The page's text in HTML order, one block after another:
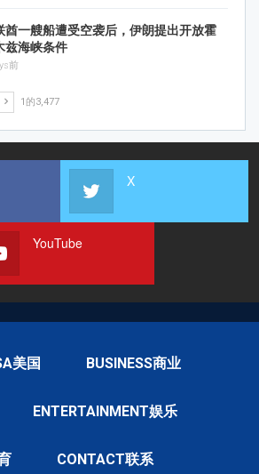
酋一艘船遭受空袭后，伊朗提出开放霍
兹海峡条件
前
1的3,477
X
YouTube
美国 BUSINESS商业
ENTERTAINMENT娱乐
CONTACT联系